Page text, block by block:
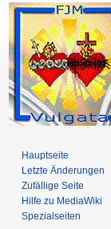
Hauptseite
Letzte Änderungen
Zufällige Seite
Hilfe zu MediaWiki
Spezialseiten